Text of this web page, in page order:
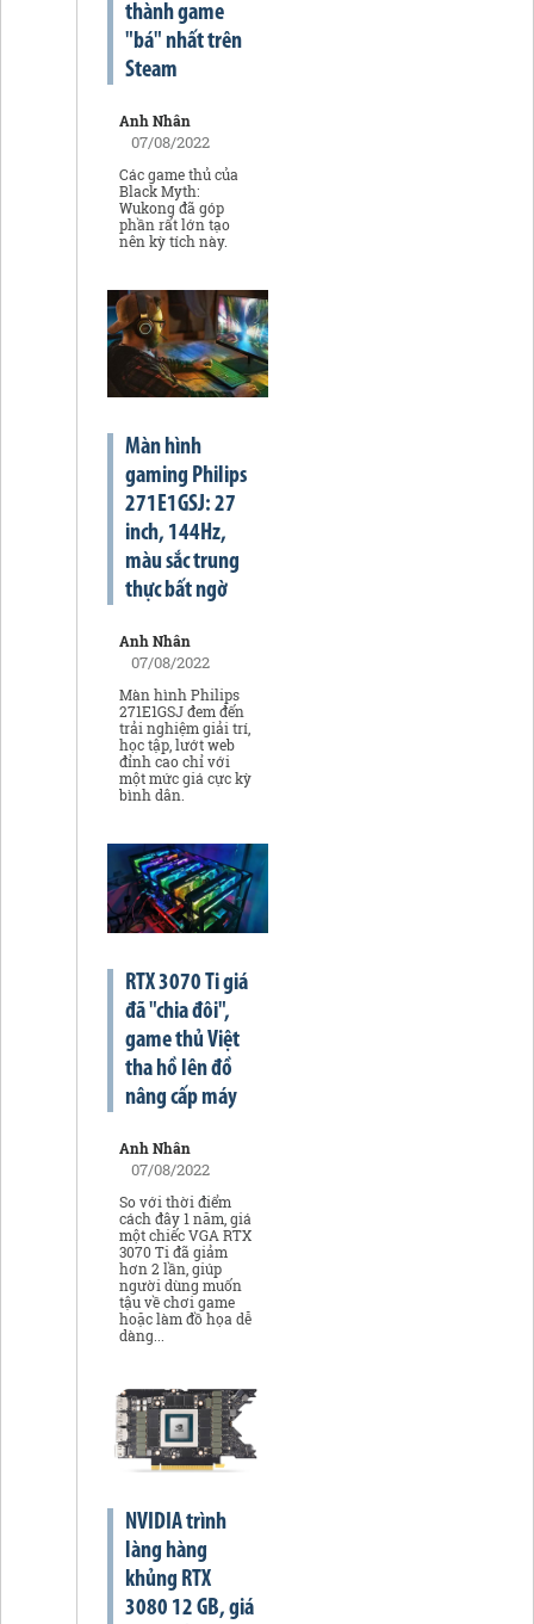
thành game
"bá" nhất trên
Steam
Anh Nhân
07/08/2022
Các game thủ của
Black Myth:
Wukong đã góp
phần rất lớn tạo
nên kỳ tích này.
Màn hình
gaming Philips
271E1GSJ: 27
inch, 144Hz,
màu sắc trung
thực bất ngờ
Anh Nhân
07/08/2022
Màn hình Philips
271E1GSJ đem đến
trải nghiệm giải trí,
học tập, lướt web
đỉnh cao chỉ với
một mức giá cực kỳ
bình dân.
RTX 3070 Ti giá
đã "chia đôi",
game thủ Việt
tha hồ lên đồ
nâng cấp máy
Anh Nhân
07/08/2022
So với thời điểm
cách đây 1 năm, giá
một chiếc VGA RTX
3070 Ti đã giảm
hơn 2 lần, giúp
người dùng muốn
tậu về chơi game
hoặc làm đồ họa dễ
dàng...
NVIDIA trình
làng hàng
khủng RTX
3080 12 GB, giá